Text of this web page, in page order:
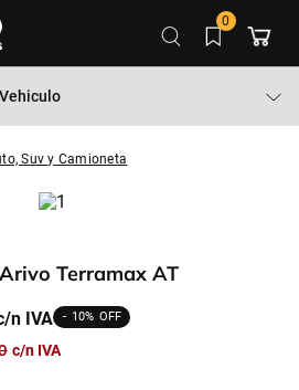
0
Suv y Camioneta
Terramax AT
10%